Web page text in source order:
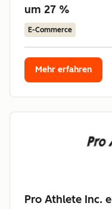
um 27 %
E-Commerce
Mehr erfahren
Pro Athlete Inc.